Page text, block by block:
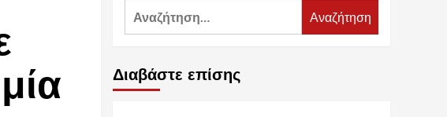
Αναζήτηση
Διαβάστε επίσης